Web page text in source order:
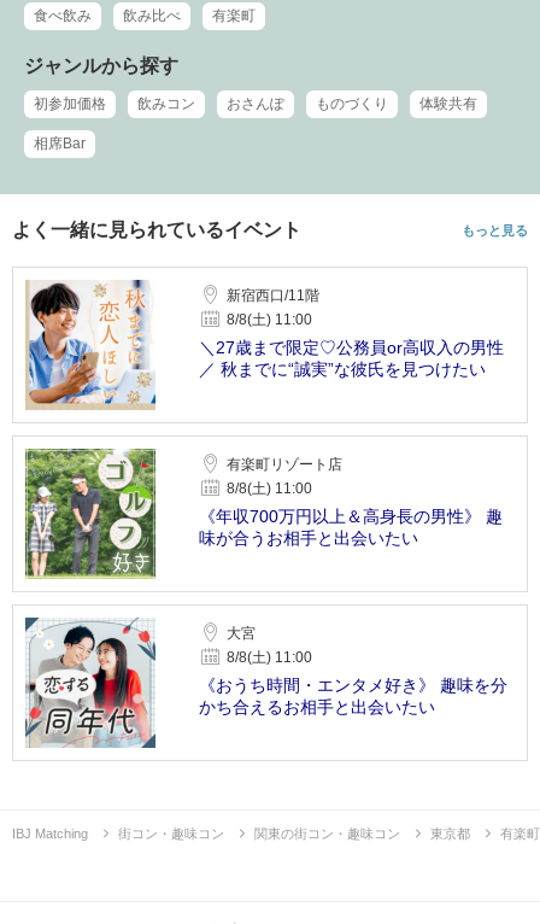
食べ飲み 飲み比べ 有楽町
ジャンルから探す
初参加価格 飲みコン おさんぽ ものづくり 体験共有
相席Bar
よく一緒に見られているイベント もっと見る
新宿西口/11階
8/8(土) 11:00
＼27歳まで限定♡公務員or高収入の男性
／ 秋までに“誠実”な彼氏を見つけたい
有楽町リゾート店
8/8(土) 11:00
《年収700万円以上＆高身長の男性》 趣
味が合うお相手と出会いたい
大宮
8/8(土) 11:00
《おうち時間・エンタメ好き》 趣味を分
かち合えるお相手と出会いたい
IBJ Matching 街コン・趣味コン 関東の街コン・趣味コン 東京都 有楽町